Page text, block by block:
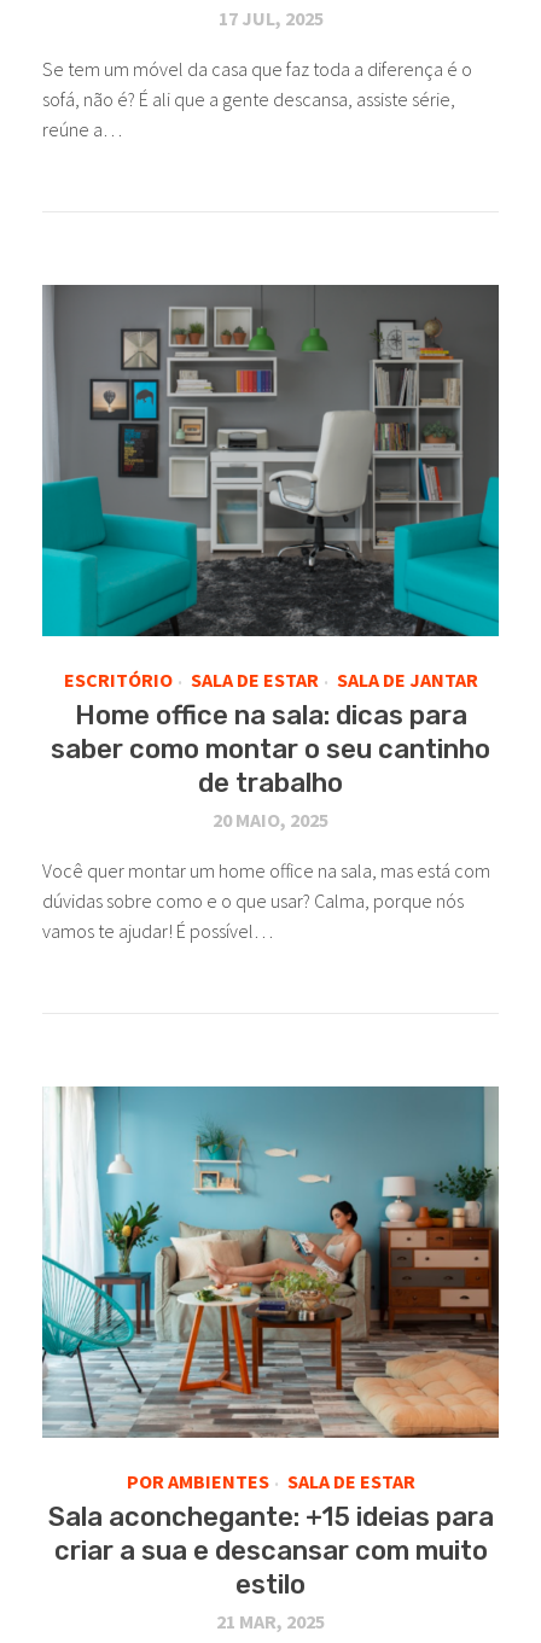
17 JUL, 2025
Se tem um móvel da casa que faz toda a diferença é o
sofá, não é? É ali que a gente descansa, assiste série,
reúne a…
ESCRITÓRIO • SALA DE ESTAR • SALA DE JANTAR
Home office na sala: dicas para
saber como montar o seu cantinho
de trabalho
20 MAIO, 2025
Você quer montar um home office na sala, mas está com
dúvidas sobre como e o que usar? Calma, porque nós
vamos te ajudar! É possível…
POR AMBIENTES • SALA DE ESTAR
Sala aconchegante: +15 ideias para
criar a sua e descansar com muito
estilo
21 MAR, 2025